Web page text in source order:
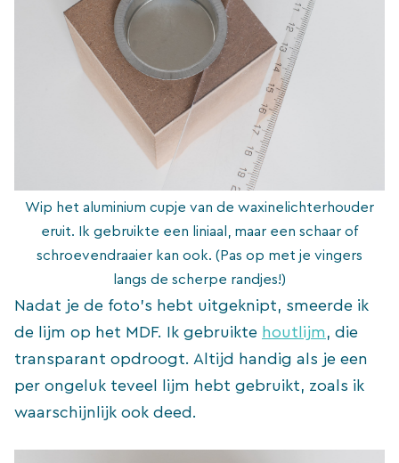
Wip het aluminium cupje van de waxinelichterhouder
eruit. Ik gebruikte een liniaal, maar een schaar of
schroevendraaier kan ook. (Pas op met je vingers
langs de scherpe randjes!)
Nadat je de foto’s hebt uitgeknipt, smeerde ik
de lijm op het MDF. Ik gebruikte houtlijm , die
transparant opdroogt. Altijd handig als je een
per ongeluk teveel lijm hebt gebruikt, zoals ik
waarschijnlijk ook deed.